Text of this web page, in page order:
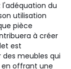
du
utilisation
pièce
à créer
est
meubles qui
offrant une